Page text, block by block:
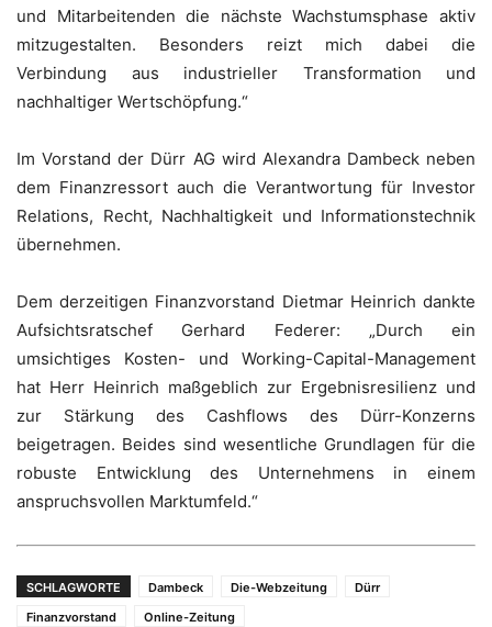
und Mitarbeitenden die nächste Wachstumsphase aktiv
mitzugestalten. Besonders reizt mich dabei die
Verbindung aus industrieller Transformation und
nachhaltiger Wertschöpfung.“
Im Vorstand der Dürr AG wird Alexandra Dambeck neben
dem Finanzressort auch die Verantwortung für Investor
Relations, Recht, Nachhaltigkeit und Informationstechnik
übernehmen.
Dem derzeitigen Finanzvorstand Dietmar Heinrich dankte
Aufsichtsratschef Gerhard Federer: „Durch ein
umsichtiges Kosten- und Working-Capital-Management
hat Herr Heinrich maßgeblich zur Ergebnisresilienz und
zur Stärkung des Cashflows des Dürr-Konzerns
beigetragen. Beides sind wesentliche Grundlagen für die
robuste Entwicklung des Unternehmens in einem
anspruchsvollen Marktumfeld.“
SCHLAGWORTE Dambeck Die-Webzeitung
Dürr
Finanzvorstand
Online-Zeitung